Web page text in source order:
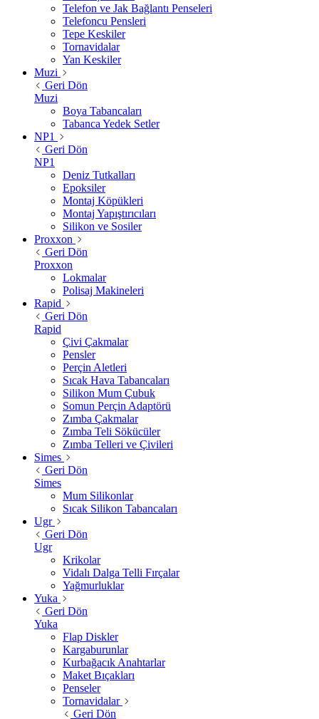
Telefon ve Jak Bağlantı Penseleri
Telefoncu Pensleri
Tepe Keskiler
Tornavidalar
Yan Keskiler
Muzi
Geri Dön
Muzi
Boya Tabancaları
Tabanca Yedek Setler
NP1
Geri Dön
NP1
Deniz Tutkalları
Epoksiler
Montaj Köpükleri
Montaj Yapıştırıcıları
Silikon ve Sosiler
Proxxon
Geri Dön
Proxxon
Lokmalar
Polisaj Makineleri
Rapid
Geri Dön
Rapid
Çivi Çakmalar
Pensler
Perçin Aletleri
Sıcak Hava Tabancaları
Silikon Mum Çubuk
Somun Perçin Adaptörü
Zımba Çakmalar
Zımba Teli Sökücüler
Zımba Telleri ve Çivileri
Simes
Geri Dön
Simes
Mum Silikonlar
Sıcak Silikon Tabancaları
Ugr
Geri Dön
Ugr
Krikolar
Vidalı Dalga Telli Fırçalar
Yağmurluklar
Yuka
Geri Dön
Yuka
Flap Diskler
Kargaburunlar
Kurbağacık Anahtarlar
Maket Bıçakları
Penseler
Tornavidalar
Geri Dön